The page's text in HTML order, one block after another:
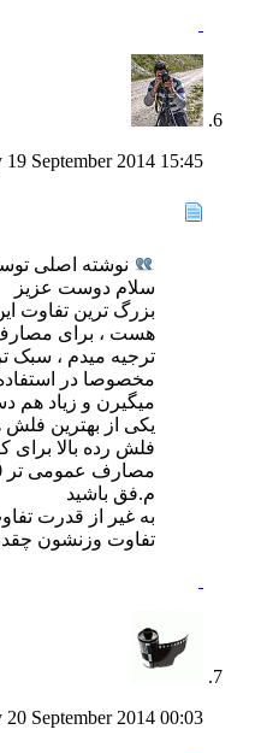
19 September 2014 15:45
نوشته اصلی
سلام دوست عزیز
بزرگ ترین تفاوت
ترجیه میدم ، سبک
مخصوصا در
یکی از بهترین
فلش رده بالا برای
مصارف عمومی تر SB-700 کاملا جوابگو هست .
م.فق باشید
به غیر از قدرت
تفاوت وزنشون
20 September 2014 00:03